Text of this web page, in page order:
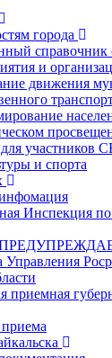
города
справочник
и
движения
участников
и спорта
Инспекция
Управления
приемная